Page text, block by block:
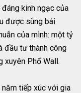
kinh ngạc của
được sùng bái
của mình: một tỷ
đầu tư thành công
xuyên Phố Wall.
tiếp xúc với gia